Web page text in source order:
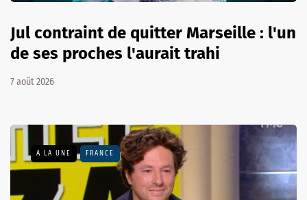
Jul contraint de quitter Marseille : l'un
de ses proches l'aurait trahi
7 août 2026
A LA UNE FRANCE